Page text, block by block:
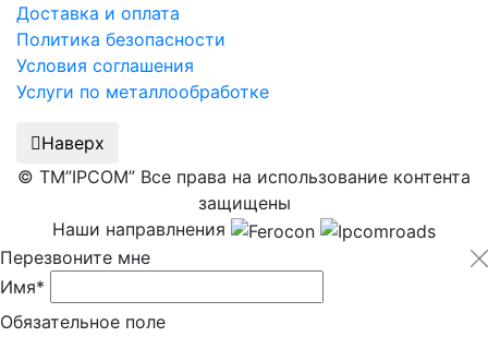
Доставка и оплата
Политика безопасности
Условия соглашения
Услуги по металлообработке
Наверх
© ТМ”IPCOM” Все права на использование контента
защищены
Наши направлнения
Перезвоните мне
Имя*
Обязательное поле